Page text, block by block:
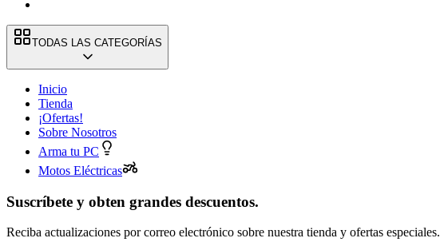
TODAS LAS CATEGORÍAS
Inicio
Tienda
¡Ofertas!
Sobre Nosotros
Arma tu PC
Motos Eléctricas
Suscríbete y obten grandes descuentos.
Reciba actualizaciones por correo electrónico sobre nuestra tienda y ofertas especiales.